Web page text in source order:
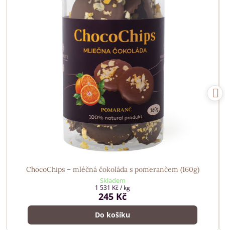
ChocoChips – mléčná čokoláda s pomerančem (160g)
Skladem
245 Kč
1 531 Kč/ kg
Do košíku